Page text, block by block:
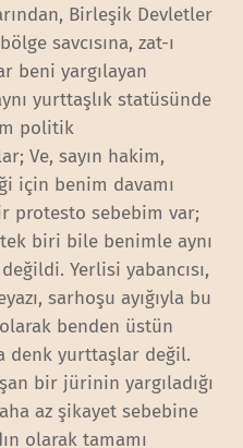
Birleşik Devletler
savcısına, zat-ı
beni yargılayan
yurttaşlık statüsünde
politik
Ve, sayın hakim,
için benim davamı
protesto sebebim var;
biri bile benimle aynı
Yerlisi yabancısı,
sarhoşu ayığıyla bu
benden üstün
denk yurttaşlar değil.
bir jürinin yargıladığı
az şikayet sebebine
olarak tamamı